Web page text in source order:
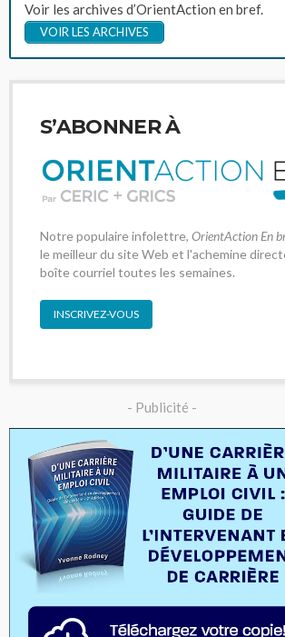
Voir les archives d’OrientAction en bref.
VOIR LES ARCHIVES
S’ABONNER À
Notre populaire infolettre, OrientAction En
le meilleur du site Web et l'achemine
boîte courriel toutes les semaines.
INSCRIVEZ-VOUS
- Publicité -